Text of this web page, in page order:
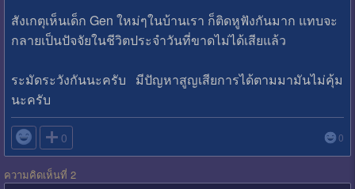
สังเกตุเห็นเด็ก Gen ใหม่ๆในบ้านเรา ก็ติดหูฟังกันมาก แทบจะ
กลายเป็นปัจจัยในชีวิตประจำวันที่ขาดไม่ได้เสียแล้ว
ระมัดระวังกันนะครับ มีปัญหาสูญเสียการได้ตามมามันไม่คุ้ม
นะครับ
 0 0
ความคิดเห็นที่ 2